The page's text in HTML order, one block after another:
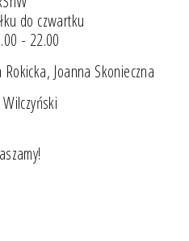
do czwartku
- 22.00
Joanna Skonieczna